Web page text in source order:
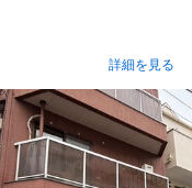
詳細を見る